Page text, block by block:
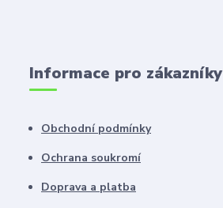
Informace pro zákazníky
Obchodní podmínky
Ochrana soukromí
Doprava a platba